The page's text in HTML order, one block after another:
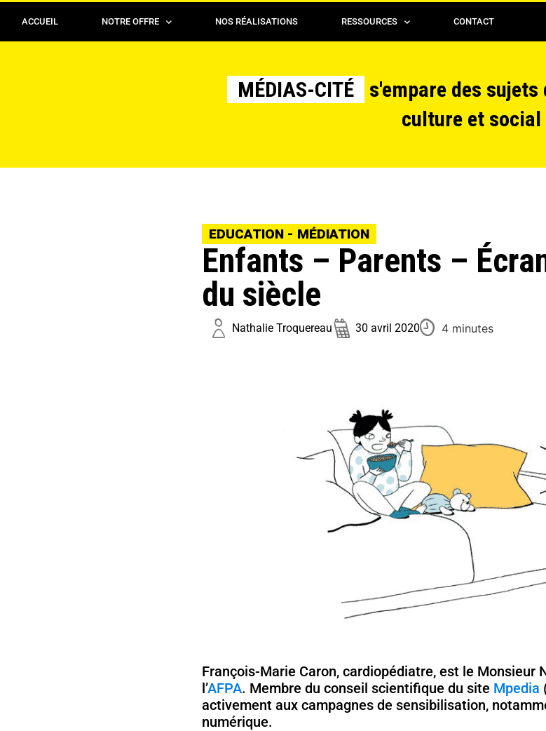
ACCUEIL NOTRE OFFRE NOS RÉALISATIONS RESSOURCES CONTACT
MÉDIAS-CITÉ
s'empare des
culture et social
EDUCATION - MÉDIATION
Enfants – Parents –
du siècle
Nathalie Troquereau 30 avril 2020 4 minutes
François-Marie Caron, cardiopédiatre, est le Monsieur
l’AFPA. Membre du conseil scientifique du site Mpedia
activement aux campagnes de sensibilisation,
numérique.